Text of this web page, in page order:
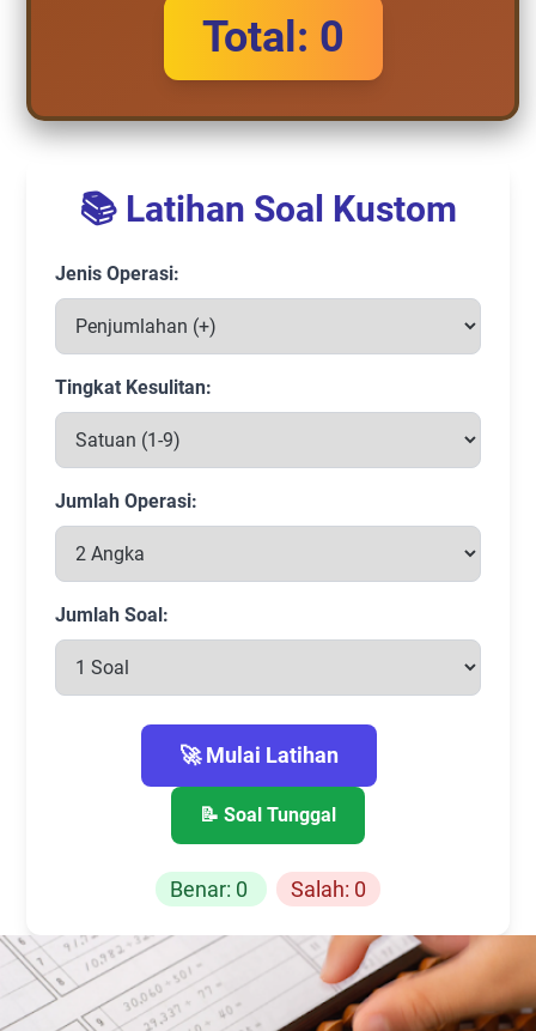
Total: 0
📚 Latihan Soal Kustom
Jenis Operasi:
Tingkat Kesulitan:
Jumlah Operasi:
Jumlah Soal:
🚀 Mulai Latihan
📝 Soal Tunggal
Benar: 0 Salah: 0